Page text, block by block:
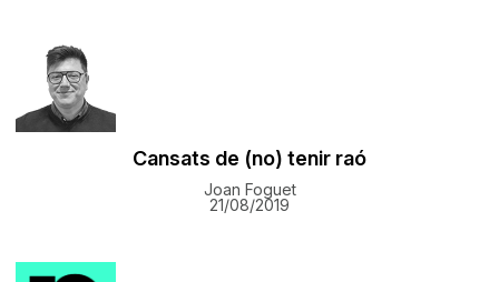
Cansats de (no) tenir raó
Joan Foguet
21/08/2019